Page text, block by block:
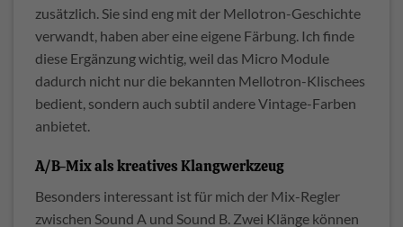
zusätzlich. Sie sind eng mit der Mellotron-Geschichte
verwandt, haben aber eine eigene Färbung. Ich finde
diese Ergänzung wichtig, weil das Micro Module
dadurch nicht nur die bekannten Mellotron-Klischees
bedient, sondern auch subtil andere Vintage-Farben
anbietet.
A/B-Mix als kreatives Klangwerkzeug
Besonders interessant ist für mich der Mix-Regler
zwischen Sound A und Sound B. Zwei Klänge können